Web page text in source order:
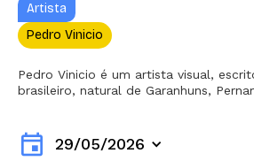
Artista
Pedro Vinicio
Pedro Vinicio é um artista visual,
brasileiro, natural de Garanhuns,
event 29/05/2026